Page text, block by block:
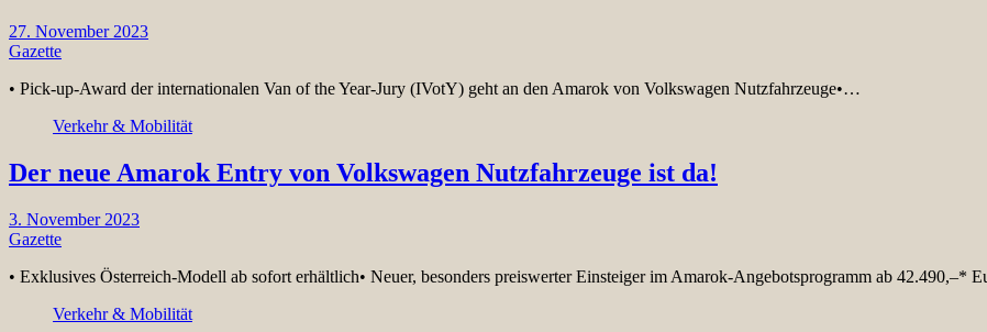
27. November 2023
Gazette
• Pick-up-Award der internationalen Van of the Year-Jury (IVotY) geht an den Amarok von Volkswagen Nutzfahrzeuge•…
Verkehr & Mobilität
Der neue Amarok Entry von Volkswagen Nutzfahrzeuge ist da!
3. November 2023
Gazette
• Exklusives Österreich-Modell ab sofort erhältlich• Neuer, besonders preiswerter Einsteiger im Amarok-Angebotsprogramm ab 42.490,–*
Verkehr & Mobilität